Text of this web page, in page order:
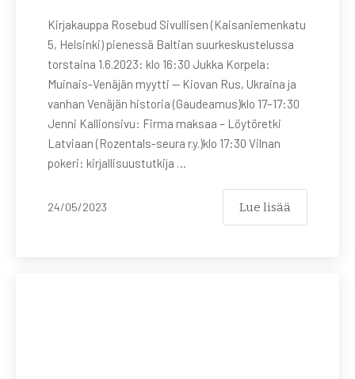
Kirjakauppa Rosebud Sivullisen (Kaisaniemenkatu
5, Helsinki) pienessä Baltian suurkeskustelussa
torstaina 1.6.2023: klo 16:30 Jukka Korpela:
Muinais-Venäjän myytti — Kiovan Rus, Ukraina ja
vanhan Venäjän historia (Gaudeamus)klo 17–17:30
Jenni Kallionsivu: Firma maksaa – Löytöretki
Latviaan (Rozentals-seura r.y.)klo 17:30 Vilnan
pokeri: kirjallisuustutkija …
24/05/2023 Lue lisää